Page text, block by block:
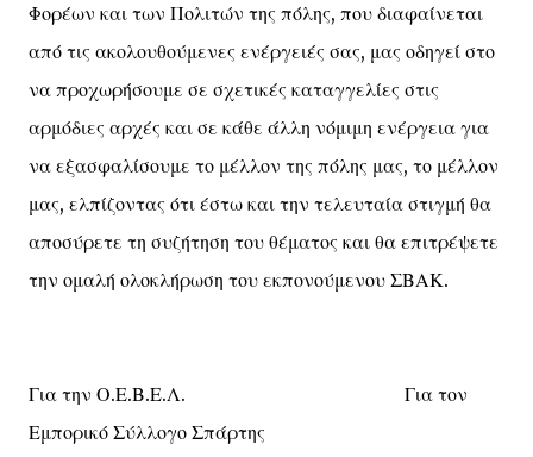
Φορέων και των Πολιτών της πόλης, που διαφαίνεται
από τις ακολουθούμενες ενέργειές σας, μας οδηγεί στο
να προχωρήσουμε σε σχετικές καταγγελίες στις
αρμόδιες αρχές και σε κάθε άλλη νόμιμη ενέργεια για
να εξασφαλίσουμε το μέλλον της πόλης μας, το μέλλον
μας, ελπίζοντας ότι έστω και την τελευταία στιγμή θα
αποσύρετε τη συζήτηση του θέματος και θα επιτρέψετε
την ομαλή ολοκλήρωση του εκπονούμενου ΣΒΑΚ.
Για την Ο.Ε.Β.Ε.Λ. Για τον
Εμπορικό Σύλλογο Σπάρτης